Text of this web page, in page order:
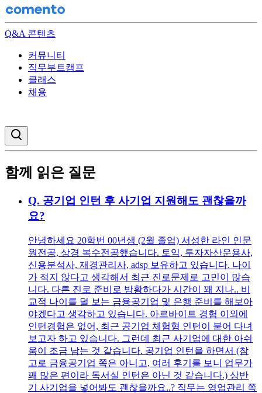
Q&A 콘텐츠
커뮤니티
직무부트캠프
클래스
채용
함께 읽은 질문
Q. 공기업 인턴 후 사기업 지원해도 괜찮을까
요?
안녕하세요 20학번 00년생 (2월 졸업) 서성한 라인 인문
원전공, 상경 복수전공했습니다. 토익, 투자자산운용사,
신용분석사, 재경관리사, adsp 보유하고 있습니다. 나이
가 적지 않다고 생각해서 최근 진로문제로 고민이 많습
니다. 다른 진로 준비로 방황하다가 시간이 꽤 지나.. 비
교적 나이를 덜 보는 금융공기업 및 은행 준비를 해보아
야겠다고 생각하고 있습니다. 아르바이트 경험 이외에
인턴경험은 없어, 최근 공기업 체험형 인턴이 붙어 다녀
보고자 하고 있습니다. 그런데 최근 사기업에 대한 아쉬
움이 조금 남는 것 같습니다. 공기업 인턴을 하면서 (참
고로 금융공기업 쪽은 아니고, 여러 후기를 보니 업무가
꽤 많은 편이라 독서실 인턴은 아닌 것 같습니다.) 상반
기 사기업을 넣어봐도 괜찮을까요..? 직무는 영업관리 쪽